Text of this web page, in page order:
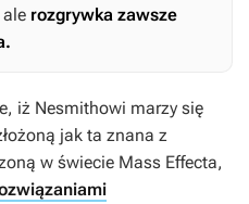
rozgrywka zawsze
iż Nesmithowi marzy się
jak ta znana z
w świecie Mass Effecta,